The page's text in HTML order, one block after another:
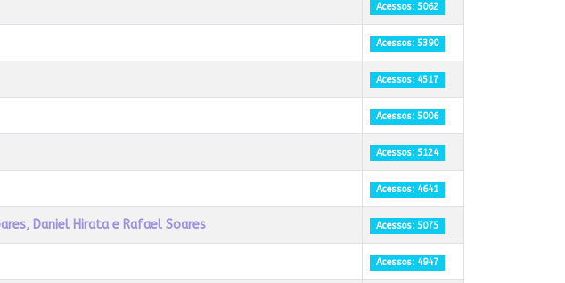
Acessos: 5062
Acessos: 5390
Acessos: 4517
Acessos: 5006
Acessos: 5124
Acessos: 4641
Daniel Hirata e Rafael Soares Acessos: 5075
Acessos: 4947